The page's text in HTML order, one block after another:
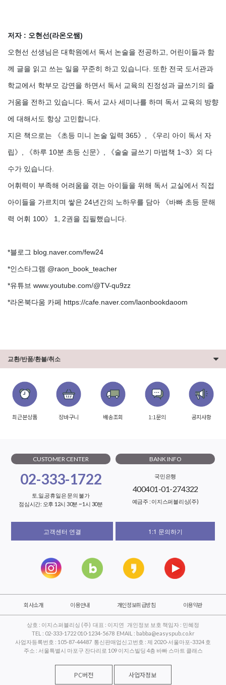
저자 : 오현선(라온오쌤)
오현선 선생님은 대학원에서 독서 논술을 전공하고, 어린이들과 함
께 글을 읽고 쓰는 일을 꾸준히 하고 있습니다. 또한 전국 도서관과
학교에서 학부모 강연을 하면서 독서 교육의 진정성과 글쓰기의 즐
거움을 전하고 있습니다. 독서 교사 세미나를 하며 독서 교육의 방향
에 대해서도 항상 고민합니다.
지은 책으로는 《초등 미니 논술 일력 365》, 《우리 아이 독서 자
립》, 《하루 10분 초등 신문》, 《술술 글쓰기 마법책 1~3》외 다
수가 있습니다.
어휘력이 부족해 어려움을 겪는 아이들을 위해 독서 교실에서 직접
아이들을 가르치며 쌓은 24년간의 노하우를 담아 《바빠 초등 문해
력 어휘 100》 1, 2권을 집필했습니다.
*블로그 blog.naver.com/few24
*인스타그램 @raon_book_teacher
*유튜브 www.youtube.com/@TV-qu9zz
*라온북다움 카페 https://cafe.naver.com/laonbookdaoom
교환/반품/환불/취소
최근본상품 장바구니 배송조회 1:1문의 공지사항
CUSTOMER CENTER
02-333-1722
토,일,공휴일은 문의 불가
점심시간: 오후 12시 30분 ~ 1시 30분
BANK INFO
국민은행
400401-01-274322
예금주 : 이지스퍼블리싱(주)
고객센터 연결 1:1 문의하기
회사소개 이용안내 개인정보취급방침 이용약관
상호 : 이지스퍼블리싱 (주) 대표 : 이지연 개인정보 보호 책임자 : 민혜정
TEL : 02-333-1722 010-1234-5678 EMAIL : babba@easyspub.co.kr
사업자등록번호 : 105-87-44487 통신판매업신고번호 : 제 2020-서울마포-3324 호
주소 : 서울특별시 마포구 잔다리로 109 이지스빌딩 4층 바빠 스마트 클래스
PC버전 사업자정보